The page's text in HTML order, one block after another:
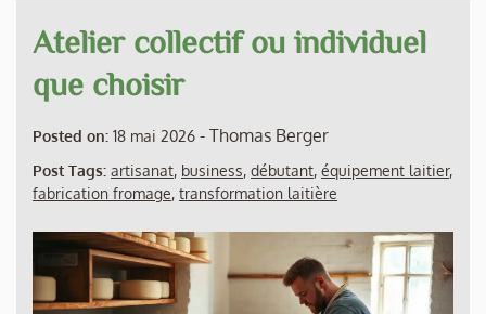
Atelier collectif ou individuel
que choisir
Posted on: 18 mai 2026 - Thomas Berger
Post Tags: artisanat, business, débutant, équipement laitier,
fabrication fromage, transformation laitière